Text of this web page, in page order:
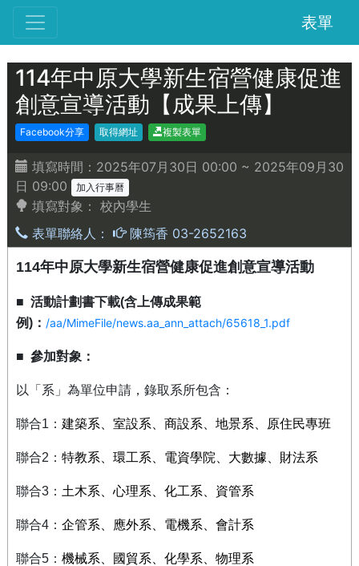
表單
114年中原大學新生宿營健康促進
創意宣導活動【成果上傳】
Facebook分享 取得網址 複製表單
填寫時間：2025年07月30日 00:00 ~ 2025年09月30
日 09:00
加入行事曆
填寫對象： 校內學生
表單聯絡人：
陳筠香 03-2652163
114年中原大學新生宿營健康促進創意宣導活動
■ 活動計劃書下載(含上傳成果範
例) ： /aa/MimeFile/news.aa_ann_attach/65618_1.pdf
■ 參加對象：
以「系」為單位申請，錄取系所包含：
聯合1 ： 建築系、室設系、商設系、地景系、原住民專班
聯合2 ： 特教系、環工系、電資學院、大數據、財法系
聯合3 ： 土木系、心理系、化工系、資管系
聯合4 ： 企管系、應外系、電機系、會計系
聯合5 ： 機械系、國貿系、化學系、物理系